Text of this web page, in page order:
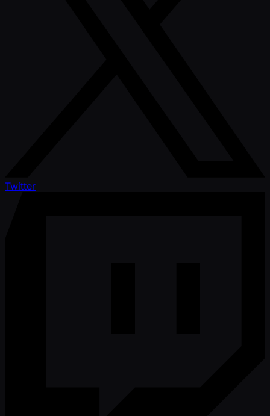
Twitter